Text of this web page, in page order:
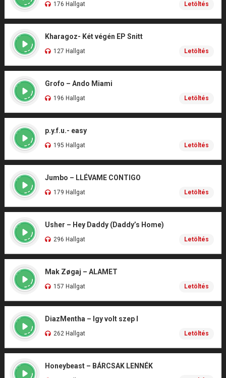
176 Hallgat Letöltés
Kharagoz- Két végén EP Snitt
127 Hallgat Letöltés
Grofo – Ando Miami
196 Hallgat Letöltés
p.y.f.u.- easy
195 Hallgat Letöltés
Jumbo – LLÉVAME CONTIGO
179 Hallgat Letöltés
Usher – Hey Daddy (Daddy’s Home)
296 Hallgat Letöltés
Mak Zøgaj – ALAMET
157 Hallgat Letöltés
DiazMentha – Igy volt szep I
262 Hallgat Letöltés
Honeybeast – BÁRCSAK LENNÉK